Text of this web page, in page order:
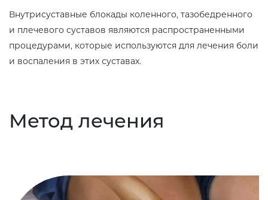
Внутрисуставные блокады коленного, тазобедренного
и плечевого суставов являются распространенными
процедурами, которые используются для лечения боли
и воспаления в этих суставах.
Метод лечения